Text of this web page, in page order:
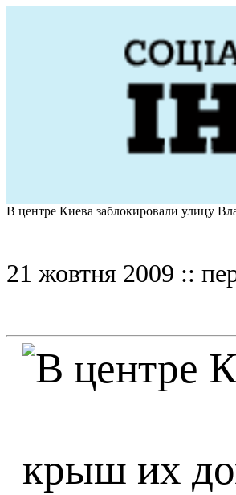
В центре Киева заблокировали улицу
21 жовтня 2009 ::
крыш их